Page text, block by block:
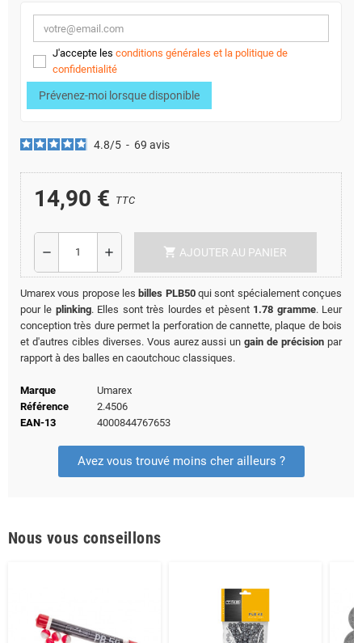
J'accepte les conditions générales et la politique de
confidentialité
Prévenez-moi lorsque disponible
4.8/5 - 69 avis
14,90 € TTC
remove add shopping_cart AJOUTER AU PANIER
Umarex vous propose les billes PLB50qui sont spécialement conçues
pour le plinking. Elles sont très lourdes et pèsent1.78 gramme. Leur
conception très dure permet la perforation de cannette, plaque de bois
et d'autres cibles diverses. Vous aurez aussi ungain de précision par
rapport à des balles en caoutchouc classiques.
Marque
Umarex
Référence
2.4506
EAN-13
4000844767653
Avez vous trouvé moins cher ailleurs ?
Nous vous conseillons